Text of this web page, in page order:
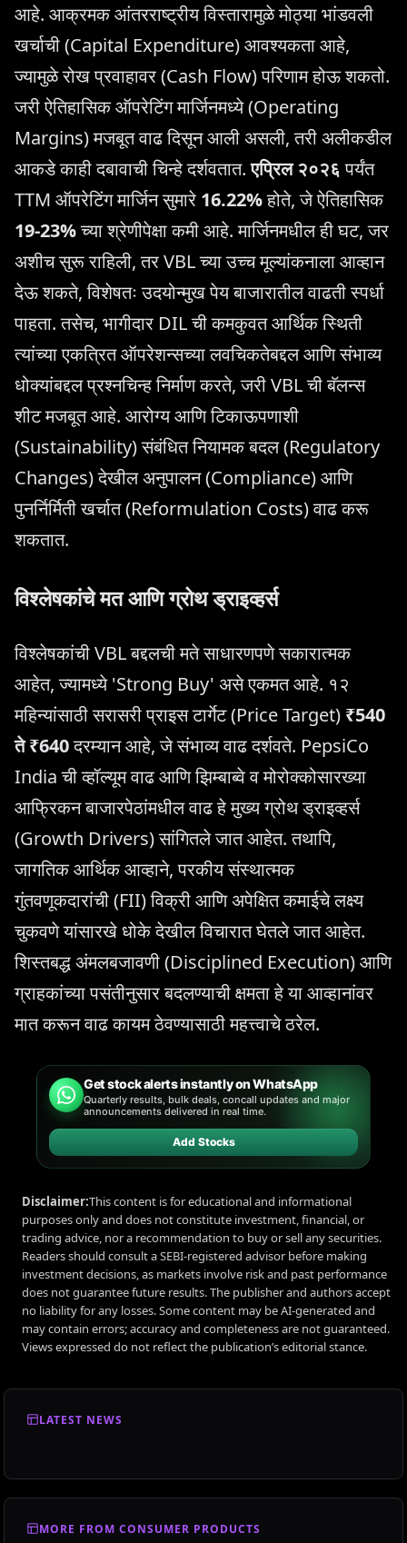
आहे. आक्रमक आंतरराष्ट्रीय विस्तारामुळे मोठ्या भांडवली
खर्चाची (Capital Expenditure) आवश्यकता आहे,
ज्यामुळे रोख प्रवाहावर (Cash Flow) परिणाम होऊ शकतो.
जरी ऐतिहासिक ऑपरेटिंग मार्जिनमध्ये (Operating
Margins) मजबूत वाढ दिसून आली असली, तरी अलीकडील
आकडे काही दबावाची चिन्हे दर्शवतात.एप्रिल २०२६पर्यंत
TTM ऑपरेटिंग मार्जिन सुमारे 16.22%होते, जे ऐतिहासिक
19-23%च्या श्रेणीपेक्षा कमी आहे. मार्जिनमधील ही घट, जर
अशीच सुरू राहिली, तर VBL च्या उच्च मूल्यांकनाला आव्हान
देऊ शकते, विशेषतः उदयोन्मुख पेय बाजारातील वाढती स्पर्धा
पाहता. तसेच, भागीदार DIL ची कमकुवत आर्थिक स्थिती
त्यांच्या एकत्रित ऑपरेशन्सच्या लवचिकतेबद्दल आणि संभाव्य
धोक्यांबद्दल प्रश्नचिन्ह निर्माण करते, जरी VBL ची बॅलन्स
शीट मजबूत आहे. आरोग्य आणि टिकाऊपणाशी
(Sustainability) संबंधित नियामक बदल (Regulatory
Changes) देखील अनुपालन (Compliance) आणि
पुनर्निर्मिती खर्चात (Reformulation Costs) वाढ करू
शकतात.
विश्लेषकांचे मत आणि ग्रोथ ड्राइव्हर्स
विश्लेषकांची VBL बद्दलची मते साधारणपणे सकारात्मक
आहेत, ज्यामध्ये 'Strong Buy' असे एकमत आहे. १२
महिन्यांसाठी सरासरी प्राइस टार्गेट (Price Target) ₹540
ते ₹640दरम्यान आहे, जे संभाव्य वाढ दर्शवते. PepsiCo
India ची व्हॉल्यूम वाढ आणि झिम्बाब्वे व मोरोक्कोसारख्या
आफ्रिकन बाजारपेठांमधील वाढ हे मुख्य ग्रोथ ड्राइव्हर्स
(Growth Drivers) सांगितले जात आहेत. तथापि,
जागतिक आर्थिक आव्हाने, परकीय संस्थात्मक
गुंतवणूकदारांची (FII) विक्री आणि अपेक्षित कमाईचे लक्ष्य
चुकवणे यांसारखे धोके देखील विचारात घेतले जात आहेत.
शिस्तबद्ध अंमलबजावणी (Disciplined Execution) आणि
ग्राहकांच्या पसंतीनुसार बदलण्याची क्षमता हे या आव्हानांवर
मात करून वाढ कायम ठेवण्यासाठी महत्त्वाचे ठरेल.
Get stock alerts instantly on WhatsApp
Quarterly results, bulk deals, concall updates and major
announcements delivered in real time.
Add Stocks
Disclaimer:This content is for educational and informational
purposes only and does not constitute investment, financial, or
trading advice, nor a recommendation to buy or sell any securities.
Readers should consult a SEBI-registered advisor before making
investment decisions, as markets involve risk and past performance
does not guarantee future results. The publisher and authors accept
no liability for any losses. Some content may be AI-generated and
may contain errors; accuracy and completeness are not guaranteed.
Views expressed do not reflect the publication’s editorial stance.
LATEST NEWS
MORE FROM CONSUMER PRODUCTS